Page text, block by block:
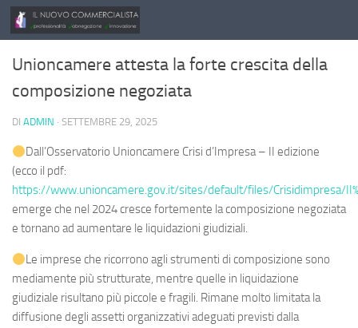
Salta al contenuto
Unioncamere attesta la forte crescita della
composizione negoziata
DI ADMIN · SETTEMBRE 29, 2025
Dall’Osservatorio Unioncamere Crisi d’Impresa – II edizione
(ecco il pdf:
https://www.unioncamere.gov.it/sites/default/files/Crisidimpresa/
emerge che nel 2024 cresce fortemente la composizione negoziata
e tornano ad aumentare le liquidazioni giudiziali.
Le imprese che ricorrono agli strumenti di composizione sono
mediamente più strutturate, mentre quelle in liquidazione
giudiziale risultano più piccole e fragili. Rimane molto limitata la
diffusione degli assetti organizzativi adeguati previsti dalla